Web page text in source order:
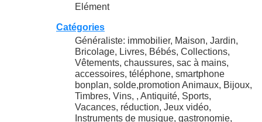
Elément
Catégories
Généraliste: immobilier, Maison, Jardin,
Bricolage, Livres, Bébés, Collections,
Vêtements, chaussures, sac à mains,
accessoires, téléphone, smartphone
bonplan, solde,promotion Animaux, Bijoux,
Timbres, Vins, , Antiquité, Sports,
Vacances, réduction, Jeux vidéo,
Instruments de musique, gastronomie,